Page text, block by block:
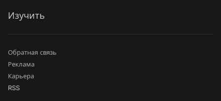
Изучить
Обратная связь
Реклама
Карьера
RSS